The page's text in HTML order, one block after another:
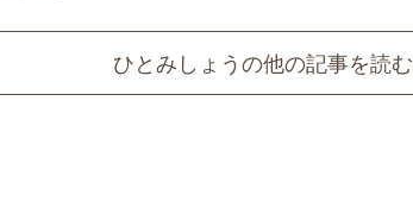
ひとみしょうの他の記事を読む